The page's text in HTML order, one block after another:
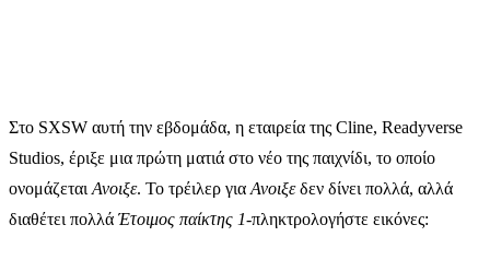
Στο SXSW αυτή την εβδομάδα, η εταιρεία της Cline, Readyverse
Studios, έριξε μια πρώτη ματιά στο νέο της παιχνίδι, το οποίο
ονομάζεταιΑνοιξε. Το τρέιλερ γιαΑνοιξεδεν δίνει πολλά, αλλά
διαθέτει πολλά Έτοιμος παίκτης 1-πληκτρολογήστε εικόνες: